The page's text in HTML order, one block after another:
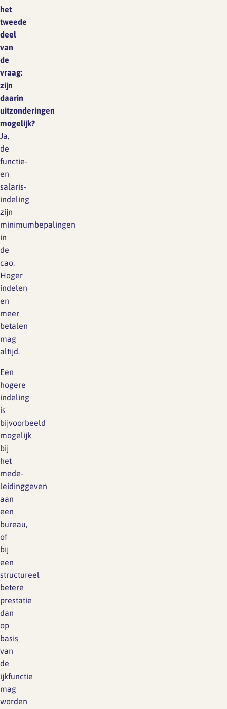
het
tweede
deel
van
de
vraag:
zijn
daarin
uitzonderingen
mogelijk?
Ja,
de
functie-
en
salaris-
indeling
zijn
minimumbepalingen
in
de
cao.
Hoger
indelen
en
meer
betalen
mag
altijd.
Een
hogere
indeling
is
bijvoorbeeld
mogelijk
bij
het
mede-
leidinggeven
aan
een
bureau,
of
bij
een
structureel
betere
prestatie
dan
op
basis
van
de
ijkfunctie
mag
worden